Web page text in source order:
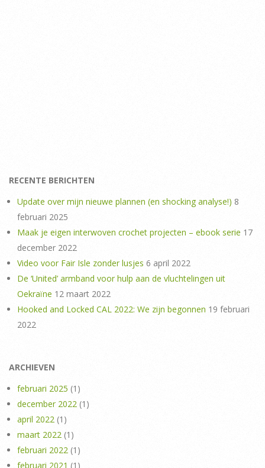
RECENTE BERICHTEN
Update over mijn nieuwe plannen (en shocking analyse!) 8
februari 2025
Maak je eigen interwoven crochet projecten – ebook serie 17
december 2022
Video voor Fair Isle zonder lusjes 6 april 2022
De ‘United’ armband voor hulp aan de vluchtelingen uit
Oekraïne 12 maart 2022
Hooked and Locked CAL 2022: We zijn begonnen 19 februari
2022
ARCHIEVEN
februari 2025 (1)
december 2022 (1)
april 2022 (1)
maart 2022 (1)
februari 2022 (1)
februari 2021 (1)